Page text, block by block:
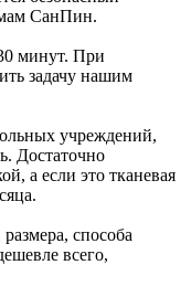
СанПин.
минут. При
задачу нашим
учреждений,
Достаточно
а если это тканевая
способа
всего,